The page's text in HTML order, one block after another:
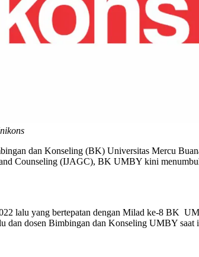
dan Konseling (BK) Universitas Mercu
Counseling (IJAGC), BK UMBY kini
lalu yang bertepatan dengan Milad ke-8 BK
dosen Bimbingan dan Konseling UMBY